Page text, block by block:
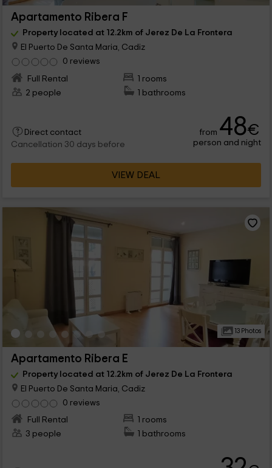
Apartamento Ribera F
Property located at 12.2km of Jerez De La Frontera
El Puerto De Santa Maria, Cadiz
0 reviews
Full Rental
1 rooms
2 people
1 bathrooms
Direct contact
Cancellation 30 days before
from 48€
person and night
VIEW DEAL
13 Photos
Apartamento Ribera E
Property located at 12.2km of Jerez De La Frontera
El Puerto De Santa Maria, Cadiz
0 reviews
Full Rental
1 rooms
3 people
1 bathrooms